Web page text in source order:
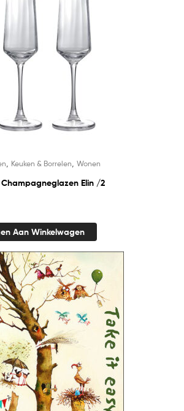
Keuken & Borrelen Wonen
Elin /2
Aan Winkelwagen